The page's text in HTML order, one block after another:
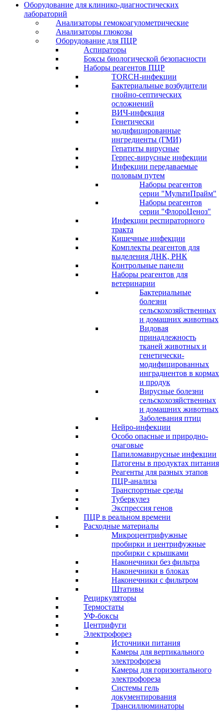
Оборудование для клинико-диагностических
лабораторий
Анализаторы гемокоагулометрические
Анализаторы глюкозы
Оборудование для ПЦР
Аспираторы
Боксы биологической безопасности
Наборы реагентов ПЦР
TORCH-инфекции
Бактериальные возбудители
гнойно-септических
осложнений
ВИЧ-инфекция
Генетически
модифицированные
ингредиенты (ГМИ)
Гепатиты вирусные
Герпес-вирусные инфекции
Инфекции передаваемые
половым путем
Наборы реагентов
серии "МультиПрайм"
Наборы реагентов
серии "ФлороЦеноз"
Инфекции респираторного
тракта
Кишечные инфекции
Комплекты реагентов для
выделения ДНК, РНК
Контрольные панели
Наборы реагентов для
ветеринарии
Бактериальные
болезни
сельскохозяйственных
и домашних животных
Видовая
принадлежность
тканей животных и
генетически-
модифицированных
инградиентов в кормах
и продук
Вирусные болезни
сельскохозяйственных
и домашних животных
Заболевания птиц
Нейро-инфекции
Особо опасные и природно-
очаговые
Папиломавирусные инфекции
Патогены в продуктах питания
Реагенты для разных этапов
ПЦР-анализа
Транспортные среды
Туберкулез
Экспрессия генов
ПЦР в реальном времени
Расходные материалы
Микроцентрифужные
пробирки и центрифужные
пробирки с крышками
Наконечники без фильтра
Наконечники в блоках
Наконечники с фильтром
Штативы
Рециркуляторы
Термостаты
УФ-боксы
Центрифуги
Электрофорез
Источники питания
Камеры для вертикального
электрофореза
Камеры для горизонтального
электрофореза
Системы гель
документирования
Трансиллюминаторы